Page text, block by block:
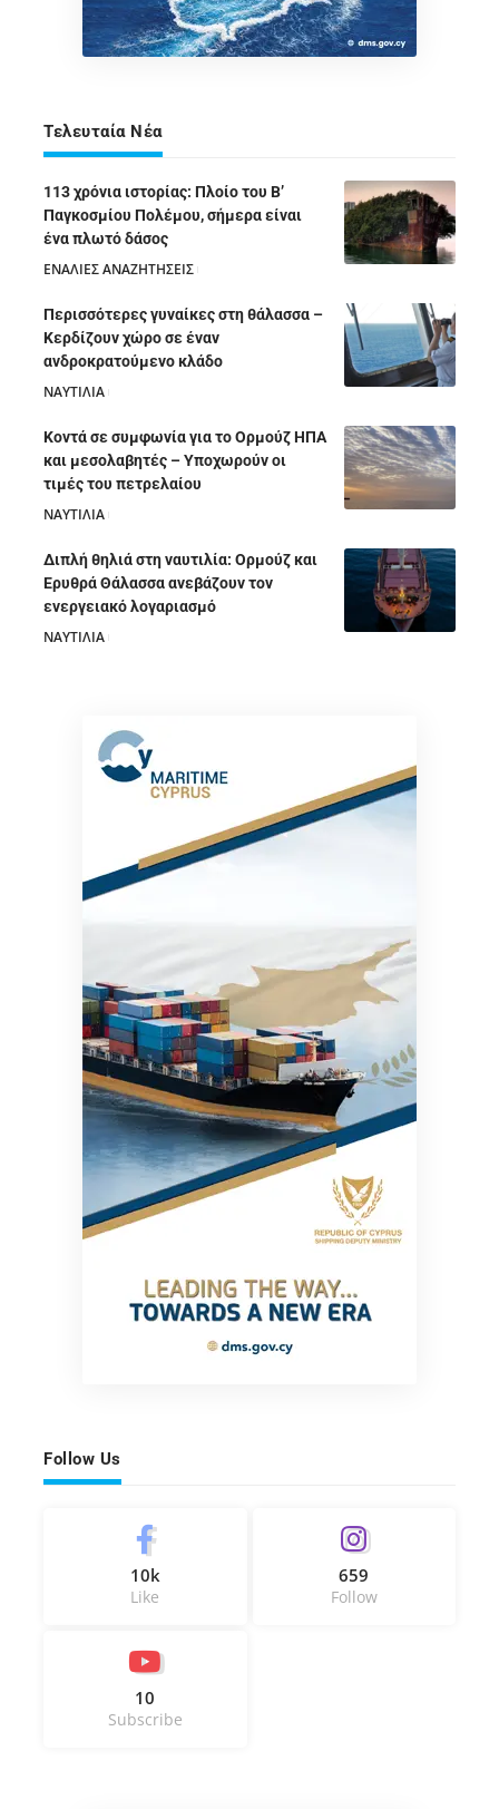
Τελευταία Νέα
113 χρόνια ιστορίας: Πλοίο του Β’
Παγκοσμίου Πολέμου, σήμερα είναι
ένα πλωτό δάσος
ΕΝΑΛΙΕΣ ΑΝΑΖΗΤΗΣΕΙΣ
Περισσότερες γυναίκες στη θάλασσα –
Κερδίζουν χώρο σε έναν
ανδροκρατούμενο κλάδο
ΝΑΥΤΙΛΙΑ
Κοντά σε συμφωνία για το Ορμούζ ΗΠΑ
και μεσολαβητές – Υποχωρούν οι
τιμές του πετρελαίου
ΝΑΥΤΙΛΙΑ
Διπλή θηλιά στη ναυτιλία: Ορμούζ και
Ερυθρά Θάλασσα ανεβάζουν τον
ενεργειακό λογαριασμό
ΝΑΥΤΙΛΙΑ
Follow Us
10k
Like
659
Follow
10
Subscribe